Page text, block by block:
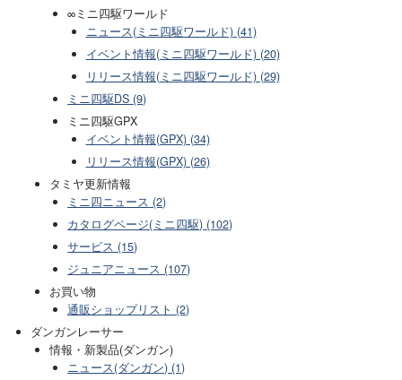
∞ミニ四駆ワールド
ニュース(ミニ四駆ワールド) (41)
イベント情報(ミニ四駆ワールド) (20)
リリース情報(ミニ四駆ワールド) (29)
ミニ四駆DS (9)
ミニ四駆GPX
イベント情報(GPX) (34)
リリース情報(GPX) (26)
タミヤ更新情報
ミニ四ニュース (2)
カタログページ(ミニ四駆) (102)
サービス (15)
ジュニアニュース (107)
お買い物
通販ショップリスト (2)
ダンガンレーサー
情報・新製品(ダンガン)
ニュース(ダンガン) (1)